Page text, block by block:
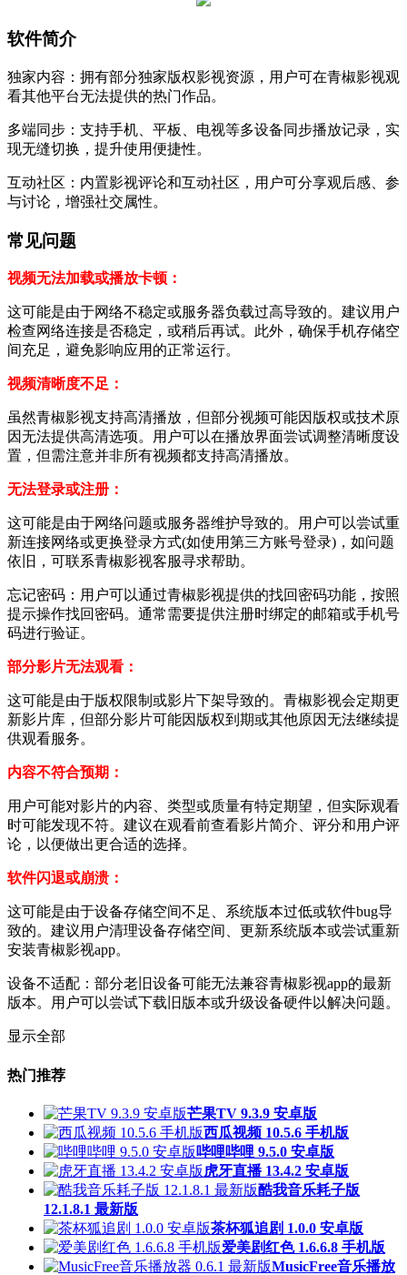
软件简介
独家内容：拥有部分独家版权影视资源，用户可在青椒影视观
看其他平台无法提供的热门作品。
多端同步：支持手机、平板、电视等多设备同步播放记录，实
现无缝切换，提升使用便捷性。
互动社区：内置影视评论和互动社区，用户可分享观后感、参
与讨论，增强社交属性。
常见问题
视频无法加载或播放卡顿：
这可能是由于网络不稳定或服务器负载过高导致的。建议用户
检查网络连接是否稳定，或稍后再试。此外，确保手机存储空
间充足，避免影响应用的正常运行。
视频清晰度不足：
虽然青椒影视支持高清播放，但部分视频可能因版权或技术原
因无法提供高清选项。用户可以在播放界面尝试调整清晰度设
置，但需注意并非所有视频都支持高清播放。
无法登录或注册：
这可能是由于网络问题或服务器维护导致的。用户可以尝试重
新连接网络或更换登录方式(如使用第三方账号登录)，如问题
依旧，可联系青椒影视客服寻求帮助。
忘记密码：用户可以通过青椒影视提供的找回密码功能，按照
提示操作找回密码。通常需要提供注册时绑定的邮箱或手机号
码进行验证。
部分影片无法观看：
这可能是由于版权限制或影片下架导致的。青椒影视会定期更
新影片库，但部分影片可能因版权到期或其他原因无法继续提
供观看服务。
内容不符合预期：
用户可能对影片的内容、类型或质量有特定期望，但实际观看
时可能发现不符。建议在观看前查看影片简介、评分和用户评
论，以便做出更合适的选择。
软件闪退或崩溃：
这可能是由于设备存储空间不足、系统版本过低或软件bug导
致的。建议用户清理设备存储空间、更新系统版本或尝试重新
安装青椒影视app。
设备不适配：部分老旧设备可能无法兼容青椒影视app的最新
版本。用户可以尝试下载旧版本或升级设备硬件以解决问题。
显示全部
热门推荐
芒果TV 9.3.9 安卓版
西瓜视频 10.5.6 手机版
哔哩哔哩 9.5.0 安卓版
虎牙直播 13.4.2 安卓版
酷我音乐耗子版
12.1.8.1 最新版
茶杯狐追剧 1.0.0 安卓版
爱美剧红色 1.6.6.8 手机版
MusicFree音乐播放